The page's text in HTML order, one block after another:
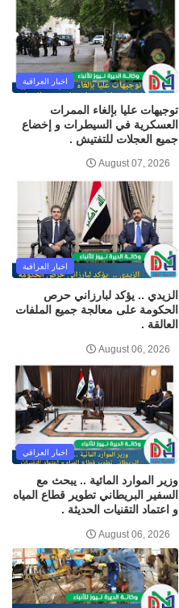
اخبار العراقية
توجيهات عليا بإلغاء الممرات
العسكرية في السيطرات و إخضاع
جميع العجلات للتفتيش .
August 07, 2026
اخبار العراقية
الزيدي .. يؤكد لبارزاني حرص
الحكومة على معالجة جميع الملفات
العالقة .
August 06, 2026
اخبار العراقي
وزير الموارد المائية .. يبحث مع
السفير البريطاني تطوير قطاع المياه
و اعتماد التقنيات الحديثة .
August 06, 2026